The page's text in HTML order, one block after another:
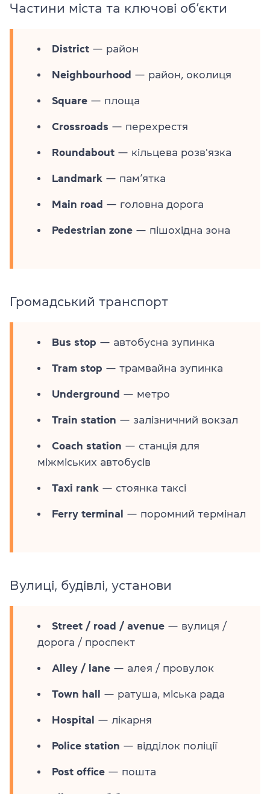
Частини міста та ключові об’єкти
District — район
Neighbourhood — район, околиця
Square — площа
Crossroads — перехрестя
Roundabout — кільцева розв'язка
Landmark — пам’ятка
Main road — головна дорога
Pedestrian zone — пішохідна зона
Громадський транспорт
Bus stop — автобусна зупинка
Tram stop — трамвайна зупинка
Underground — метро
Train station — залізничний вокзал
Coach station — станція для
міжміських автобусів
Taxi rank — стоянка таксі
Ferry terminal — поромний термінал
Вулиці, будівлі, установи
Street / road / avenue — вулиця /
дорога / проспект
Alley / lane — алея / провулок
Town hall — ратуша, міська рада
Hospital — лікарня
Police station — відділок поліції
Post office — пошта